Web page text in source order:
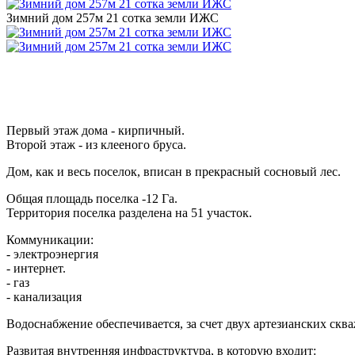
Зимний дом 257м 21 сотка земли ИЖС
Первый этаж дома - кирпичный.
Второй этаж - из клееного бруса.
Дом, как и весь поселок, вписан в прекрасный сосновый лес.
Общая площадь поселка -12 Га.
Территория поселка разделена на 51 участок.
Коммуникации:
- электроэнергия
- интернет.
- газ
- канализация
Водоснабжение обеспечивается, за счет двух артезианских
Развитая внутренняя инфраструктура, в которую входит: